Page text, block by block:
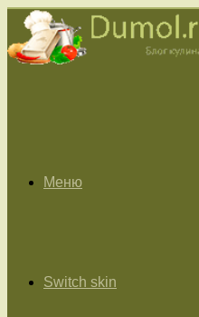
Меню
Switch skin